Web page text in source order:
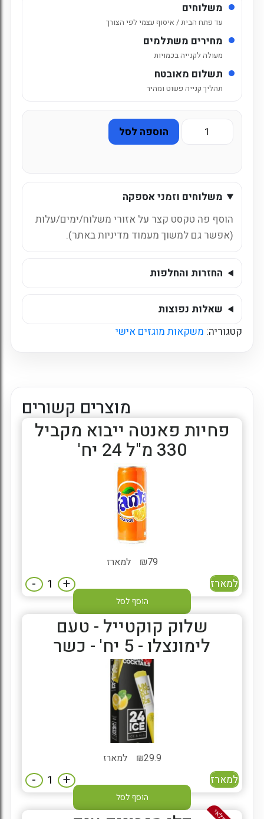
משלוחים
עד פתח הבית / איסוף עצמי לפי הצורך
מחירים משתלמים
מעולה לקנייה בכמויות
תשלום מאובטח
תהליך קנייה פשוט ומהיר
תפוח
נענע
הוספה לסל
משלוחים וזמני אספקה
הוסף פה טקסט קצר על אזורי משלוח/ימים/עלות
(אפשר גם למשוך מעמוד מדיניות באתר).
החזרות והחלפות
שאלות נפוצות
קטגוריה: משקאות מוגזים אישי
מוצרים קשורים
פחיות פאנטה ייבוא מקביל
330 מ"ל 24 יח'
79
₪ למארז
למארז +
-
הוסף לסל
שלוק קוקטייל - טעם
לימונצלו - 5 יח' - כשר
29.9
₪ למארז
למארז +
-
הוסף לסל